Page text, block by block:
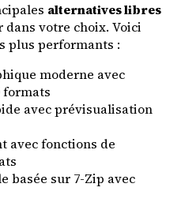
alternatives libres
dans votre choix. Voici
plus performants :
moderne avec
formats
avec prévisualisation
avec fonctions de
basée sur 7-Zip avec